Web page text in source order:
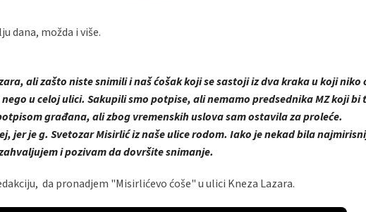
dana, možda i više.
ali zašto niste snimili i naš ćošak koji se sastoji iz dva kraka u koji niko
u celoj ulici. Sakupili smo potpise, ali nemamo predsednika MZ koji bi
građana, ali zbog vremenskih uslova sam ostavila za proleće.
jer je g. Svetozar Misirlić iz naše ulice rodom. Iako je nekad bila
i pozivam da dovršite snimanje.
da pronadjem "Misirlićevo ćoše" u ulici Kneza Lazara.